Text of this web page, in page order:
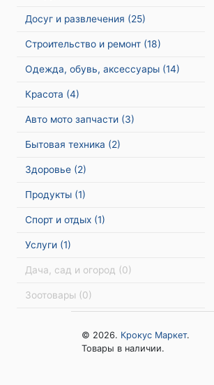
Досуг и развлечения (25)
Строительство и ремонт (18)
Одежда, обувь, аксессуары (14)
Красота (4)
Авто мото запчасти (3)
Бытовая техника (2)
Здоровье (2)
Продукты (1)
Спорт и отдых (1)
Услуги (1)
Дача, сад и огород (0)
Зоотовары (0)
© 2026. Крокус Маркет.
Товары в наличии.